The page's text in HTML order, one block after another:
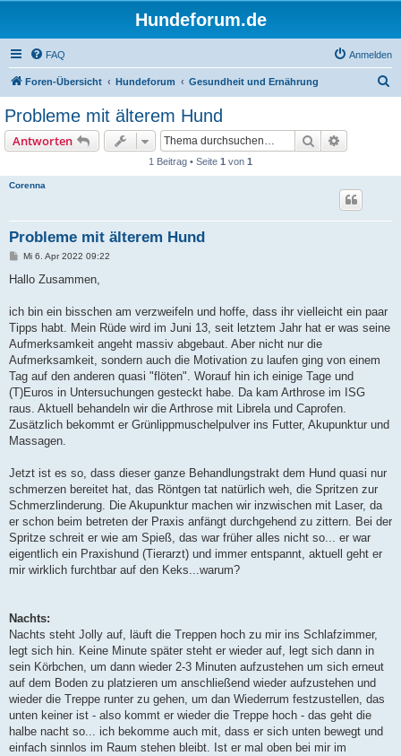
Hundeforum.de
FAQ Anmelden
Foren-Übersicht Hundeforum Gesundheit und Ernährung
Probleme mit älterem Hund
Antworten Suche
1 Beitrag • Seite 1 von 1
Corenna
Probleme mit älterem Hund
B
i
a
Mi 6. Apr 2022 09:22
Hallo Zusammen,
ich bin ein bisschen am verzweifeln und hoffe, dass ihr vielleicht ein paar
Tipps habt. Mein Rüde wird im Juni 13, seit letztem Jahr hat er was seine
Aufmerksamkeit angeht massiv abgebaut. Aber nicht nur die
Aufmerksamkeit, sondern auch die Motivation zu laufen ging von einem
Tag auf den anderen quasi "flöten". Worauf hin ich einige Tage und
(T)Euros in Untersuchungen gesteckt habe. Da kam Arthrose im ISG
raus. Aktuell behandeln wir die Arthrose mit Librela und Caprofen.
Zusätzlich bekommt er Grünlippmuschelpulver ins Futter, Akupunktur und
Massagen.
Jetzt ist es so, dass dieser ganze Behandlungstrakt dem Hund quasi nur
schmerzen bereitet hat, das Röntgen tat natürlich weh, die Spritzen zur
Schmerzlinderung. Die Akupunktur machen wir inzwischen mit Laser, da
er schon beim betreten der Praxis anfängt durchgehend zu zittern. Bei der
Spritze schreit er wie am Spieß, das war früher alles nicht so... er war
eigentlich ein Praxishund (Tierarzt) und immer entspannt, aktuell geht er
mir wirklich furchtbar auf den Keks...warum?
Nachts:
Nachts steht Jolly auf, läuft die Treppen hoch zu mir ins Schlafzimmer,
legt sich hin. Keine Minute später steht er wieder auf, legt sich dann in
sein Körbchen, um dann wieder 2-3 Minuten aufzustehen um sich erneut
auf dem Boden zu platzieren um anschließend wieder aufzustehen und
wieder die Treppe runter zu gehen, um dan Wiederrum festzustellen, das
unten keiner ist - also kommt er wieder die Treppe hoch - das geht die
halbe nacht so... ich bekomme auch mit, dass er sich unten bewegt und
einfach sinnlos im Raum stehen bleibt. Ist er mal oben bei mir im